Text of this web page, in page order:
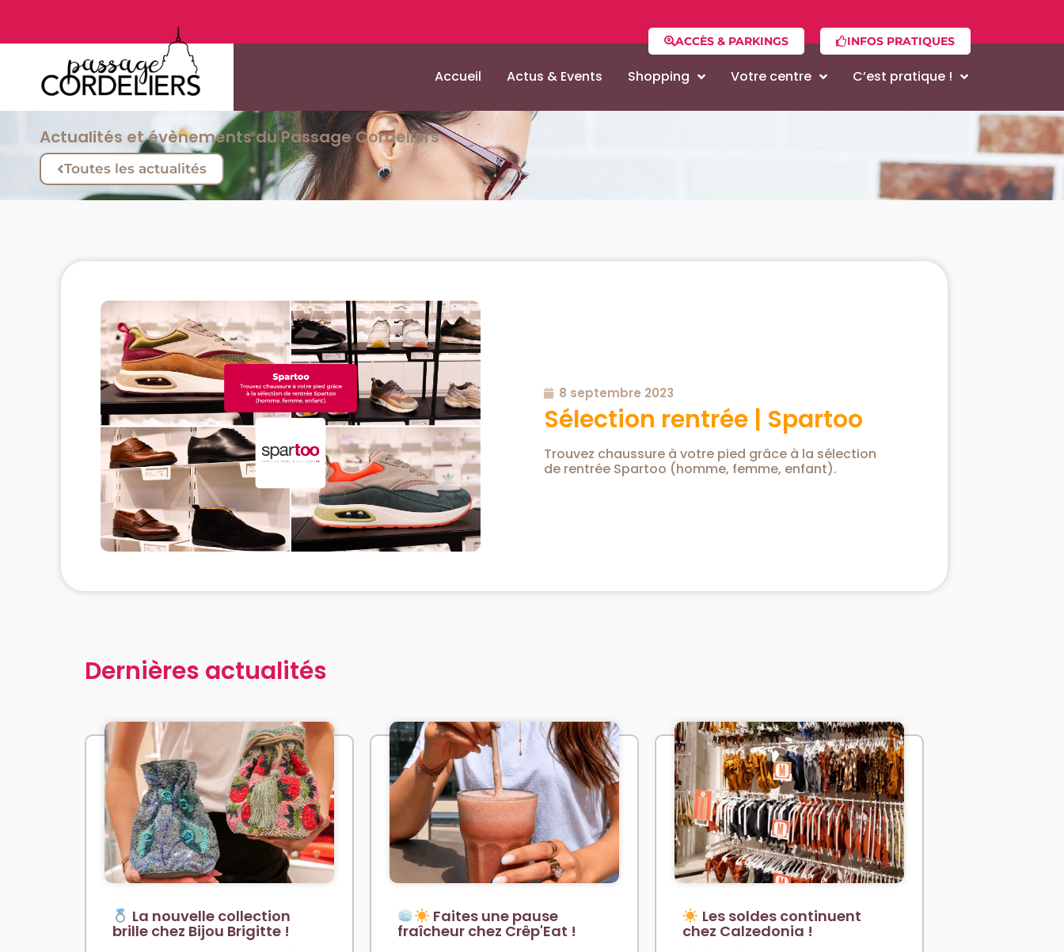
ACCÈS & PARKINGS INFOS PRATIQUES
Accueil Actus & Events Shopping Votre centre C’est pratique !
Actualités et évènements du Passage Cordeliers
Toutes les actualités
8 septembre 2023
Sélection rentrée | Spartoo
Trouvez chaussure à votre pied grâce à la sélection
de rentrée Spartoo (homme, femme, enfant).
Dernières actualités
La nouvelle collection
brille chez Bijou Brigitte !
Faites une pause
fraîcheur chez Crêp'Eat !
Les soldes continuent
chez Calzedonia !